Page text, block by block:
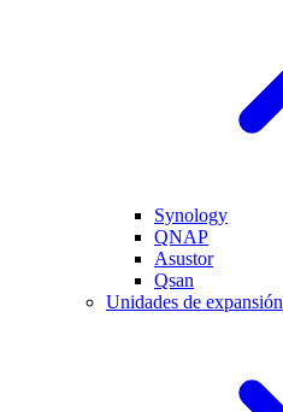
Synology
QNAP
Asustor
Qsan
Unidades de expansión